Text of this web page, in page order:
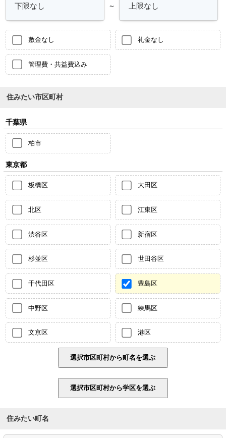
～
敷金なし 礼金なし
管理費・共益費込み
住みたい市区町村
千葉県
柏市
東京都
板橋区 大田区
北区 江東区
渋谷区 新宿区
杉並区 世田谷区
千代田区 豊島区
中野区 練馬区
文京区 港区
住みたい町名